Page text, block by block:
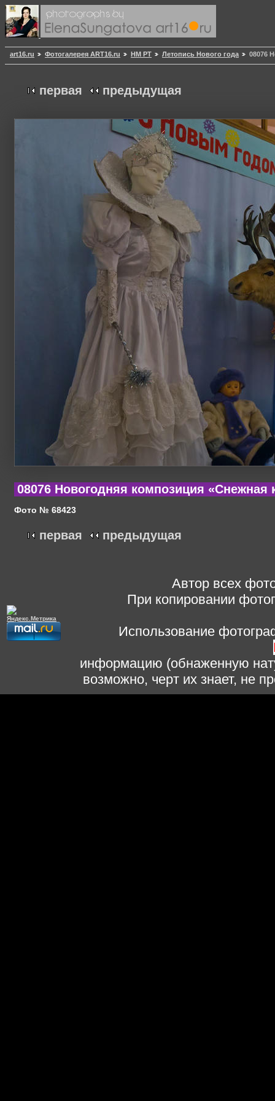
art16.ru Фотогалерея ART16.ru НМ РТ Летопись Нового года 08076
первая предыдущая
08076 Новогодняя композиция «Снежная
Фото № 68423
первая предыдущая
Автор всех
При копировании
Использование
информацию (обнаженную
возможно, черт их знает, не